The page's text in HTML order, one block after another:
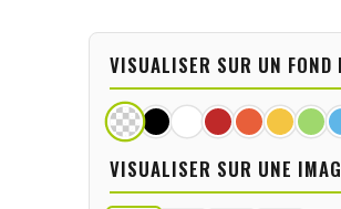
VISUALISER SUR UN FOND
VISUALISER SUR UNE